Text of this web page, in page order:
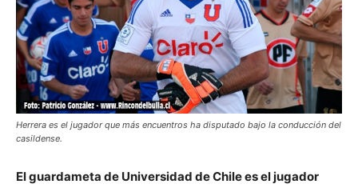
Herrera es el jugador que más encuentros ha disputado bajo la conducción del
casildense.
El guardameta de Universidad de Chile es el jugador